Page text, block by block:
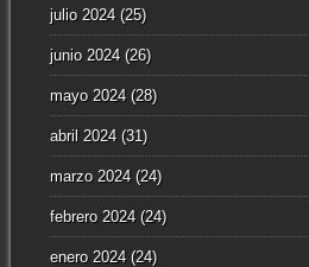
julio 2024(25)
junio 2024(26)
mayo 2024(28)
abril 2024(31)
marzo 2024(24)
febrero 2024(24)
enero 2024(24)